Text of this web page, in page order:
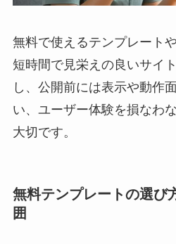
無料で使えるテンプレート
短時間で見栄えの良いサイ
し、公開前には表示や動作
い、ユーザー体験を損なわ
大切です。
無料テンプレートの選び
囲